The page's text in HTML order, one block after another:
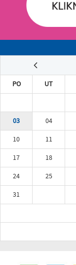
PO UT
03
04
10
11
17
18
24
25
31